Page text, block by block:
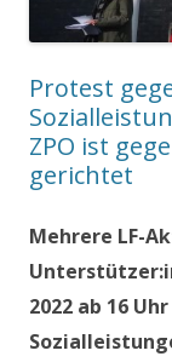
Protest
ZPO ist
gerichtet
Mehrere LF-
2022 ab 16